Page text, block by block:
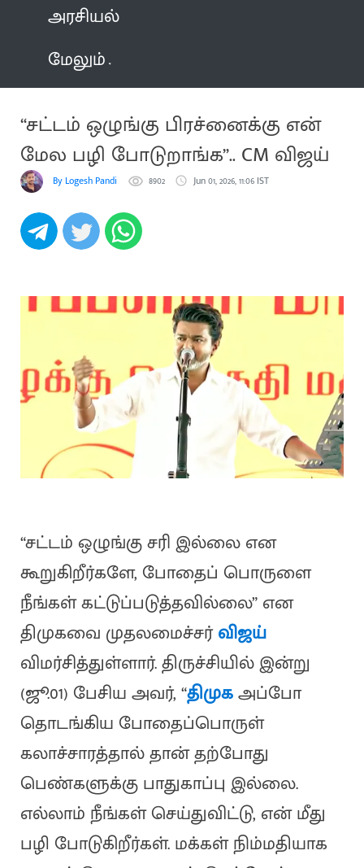
அரசியல்
மேலும்
“சட்டம் ஒழுங்கு பிரச்னைக்கு என்
மேல பழி போடுறாங்க”.. CM விஜய்
By Logesh Pandi 8902 Jun 01, 2026, 11:06 IST
“சட்டம் ஒழுங்கு சரி இல்லை என
கூறுகிறீர்களே, போதைப் பொருளை
நீங்கள் கட்டுப்படுத்தவில்லை” என
திமுகவை முதலமைச்சர்விஜய்
விமர்சித்துள்ளார். திருச்சியில் இன்று
(ஜூ.01) பேசிய அவர், “திமுகஅப்போ
தொடங்கிய போதைப்பொருள்
கலாச்சாரத்தால் தான் தற்போது
பெண்களுக்கு பாதுகாப்பு இல்லை.
எல்லாம் நீங்கள் செய்துவிட்டு, என் மீது
பழி போடுகிறீர்கள். மக்கள் நிம்மதியாக